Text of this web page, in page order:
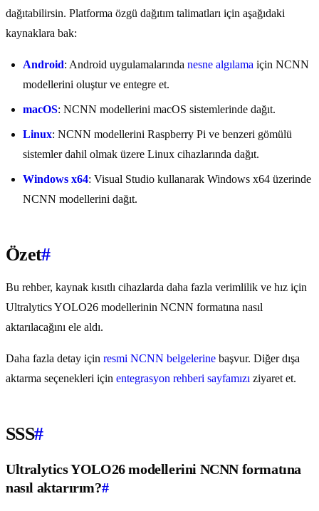
dağıtabilirsin. Platforma özgü dağıtım talimatları için aşağıdaki
kaynaklara bak:
Android: Android uygulamalarında nesne algılama için NCNN
modellerini oluştur ve entegre et.
macOS: NCNN modellerini macOS sistemlerinde dağıt.
Linux: NCNN modellerini Raspberry Pi ve benzeri gömülü
sistemler dahil olmak üzere Linux cihazlarında dağıt.
Windows x64: Visual Studio kullanarak Windows x64 üzerinde
NCNN modellerini dağıt.
Özet#
Bu rehber, kaynak kısıtlı cihazlarda daha fazla verimlilik ve hız için
Ultralytics YOLO26 modellerinin NCNN formatına nasıl
aktarılacağını ele aldı.
Daha fazla detay için resmi NCNN belgelerine başvur. Diğer dışa
aktarma seçenekleri için entegrasyon rehberi sayfamızı ziyaret et.
SSS#
Ultralytics YOLO26 modellerini NCNN formatına
nasıl aktarırım?#